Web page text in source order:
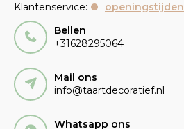
Klantenservice:
openingstijden
Bellen
+31628295064
Mail ons
info@taartdecoratief.nl
Whatsapp ons